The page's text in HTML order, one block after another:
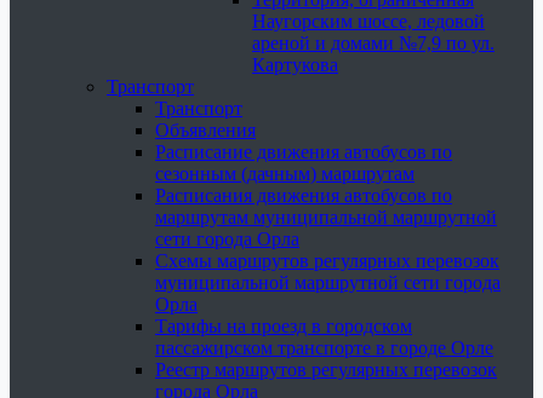
Наугорским шоссе, ледовой
ареной и домами №7,9 по ул.
Картукова
Транспорт
Транспорт
Объявления
Расписание движения автобусов по
сезонным (дачным) маршрутам
Расписания движения автобусов по
маршрутам муниципальной маршрутной
сети города Орла
Схемы маршрутов регулярных перевозок
муниципальной маршрутной сети города
Орла
Тарифы на проезд в городском
пассажирском транспорте в городе Орле
Реестр маршрутов регулярных перевозок
города Орла